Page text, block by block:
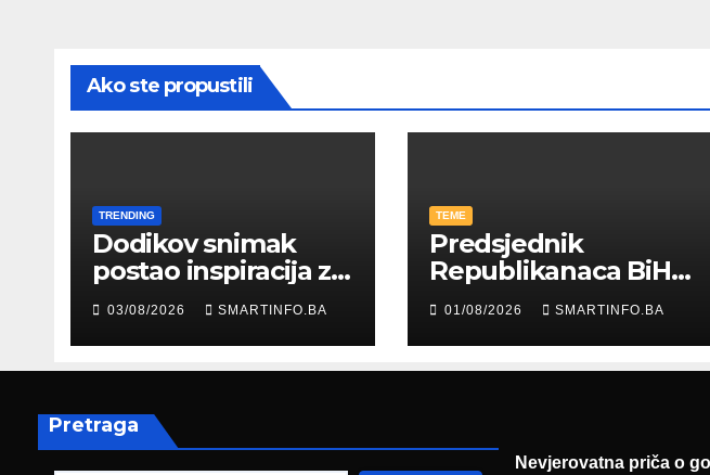
Ako ste propustili
TRENDING
Dodikov snimak
postao inspiracija za
šale: Građani kroz
parodiju poslali
poruku
03/08/2026 SMARTINFO.BA
TEME
Predsjednik
Republikanaca BiH
Edin Garaplija
prisustvovao
prezentaciji
Federalnog sajma
01/08/2026 SMARTINFO.BA
Pretraga
Nevjerovatna priča o